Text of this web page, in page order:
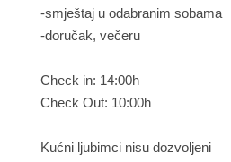
-smještaj u odabranim sobama
-doručak, večeru
Check in: 14:00h
Check Out: 10:00h
Kućni ljubimci nisu dozvoljeni